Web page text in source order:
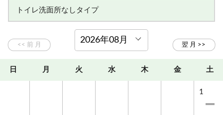
■お食事
信州の食材をふんだんに使用したお料理をお楽しみく
夕食・朝食付きプランです。
のメイン料理を日替わりで1品ご用意し、
トイレ洗面所なしタイプ
日 月 火 水 木 金 土
1